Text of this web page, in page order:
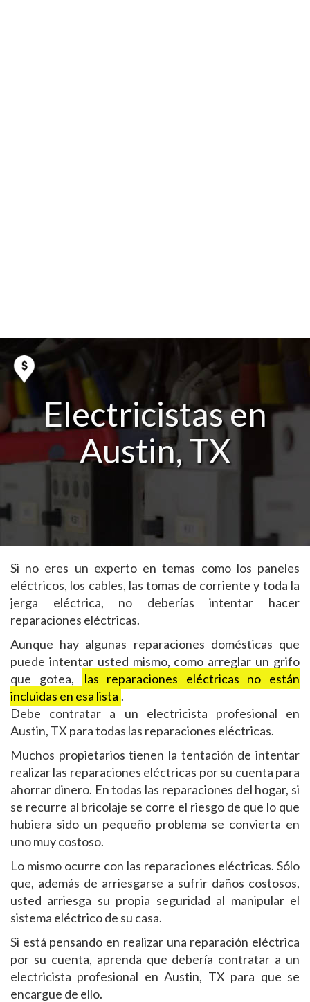
Electricistas en
Austin, TX
Si no eres un experto en temas como los paneles
eléctricos, los cables, las tomas de corriente y toda la
jerga eléctrica, no deberías intentar hacer
reparaciones eléctricas.
Aunque hay algunas reparaciones domésticas que
puede intentar usted mismo, como arreglar un grifo
que gotea,
las reparaciones eléctricas no están
incluidas en esa lista .
Debe contratar a un electricista profesional en
Austin, TX para todas las reparaciones eléctricas.
Muchos propietarios tienen la tentación de intentar
realizar las reparaciones eléctricas por su cuenta para
ahorrar dinero. En todas las reparaciones del hogar, si
se recurre al bricolaje se corre el riesgo de que lo que
hubiera sido un pequeño problema se convierta en
uno muy costoso.
Lo mismo ocurre con las reparaciones eléctricas. Sólo
que, además de arriesgarse a sufrir daños costosos,
usted arriesga su propia seguridad al manipular el
sistema eléctrico de su casa.
Si está pensando en realizar una reparación eléctrica
por su cuenta, aprenda que debería contratar a un
electricista profesional en Austin, TX para que se
encargue de ello.